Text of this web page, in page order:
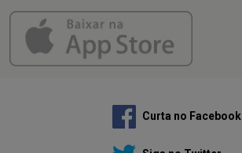
Curta no Facebook